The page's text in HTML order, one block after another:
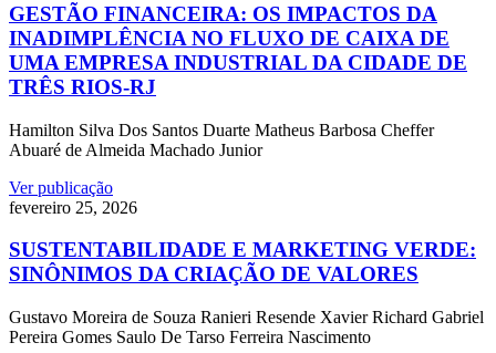
GESTÃO FINANCEIRA: OS IMPACTOS DA
INADIMPLÊNCIA NO FLUXO DE CAIXA DE
UMA EMPRESA INDUSTRIAL DA CIDADE DE
TRÊS RIOS-RJ
Hamilton Silva Dos Santos Duarte Matheus Barbosa Cheffer
Abuaré de Almeida Machado Junior
Ver publicação
fevereiro 25, 2026
SUSTENTABILIDADE E MARKETING VERDE:
SINÔNIMOS DA CRIAÇÃO DE VALORES
Gustavo Moreira de Souza Ranieri Resende Xavier Richard Gabriel
Pereira Gomes Saulo De Tarso Ferreira Nascimento